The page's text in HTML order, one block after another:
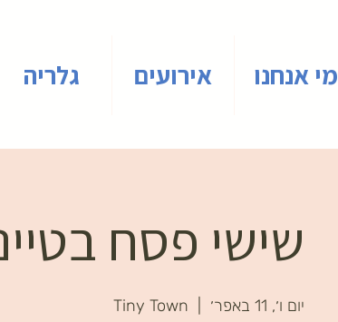
מי אנחנו אירועים גלריה
שישי פסח
יום ו׳, 11 באפר׳ Tiny Town